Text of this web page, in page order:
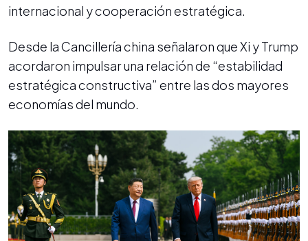
internacional y cooperación estratégica.
Desde la Cancillería china señalaron que Xi y Trump
acordaron impulsar una relación de “estabilidad
estratégica constructiva” entre las dos mayores
economías del mundo.